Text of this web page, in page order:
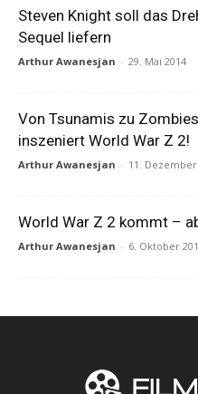
Steven Knight soll das
Sequel liefern
Arthur Awanesjan - 29. Mai 2014
Von Tsunamis zu
inszeniert World War Z 2!
Arthur Awanesjan - 11. Dezember
World War Z 2 kommt –
Arthur Awanesjan - 6. Oktober